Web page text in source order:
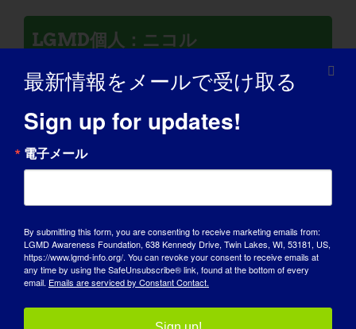
LGMD個人：ニコル
LGMD個人：アミー
LGMD個人：ケルシー
最新情報をメールで受け取る
Sign up for updates!
電子メール
By submitting this form, you are consenting to receive marketing emails from:
LGMD Awareness Foundation, 638 Kennedy Drive, Twin Lakes, WI, 53181, US,
https://www.lgmd-info.org/. You can revoke your consent to receive emails at
any time by using the SafeUnsubscribe® link, found at the bottom of every
email. Emails are serviced by Constant Contact.